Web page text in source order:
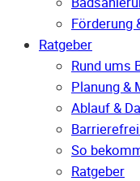
Förderung
Ratgeber
Rund ums
Planung &
Ablauf &
So
Ratgeber